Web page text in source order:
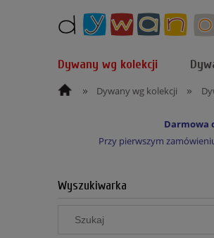
Dywany wg kolekcji
» Dywany wg kolekcji »
Darmowa
Przy pierwszym
Wyszukiwarka